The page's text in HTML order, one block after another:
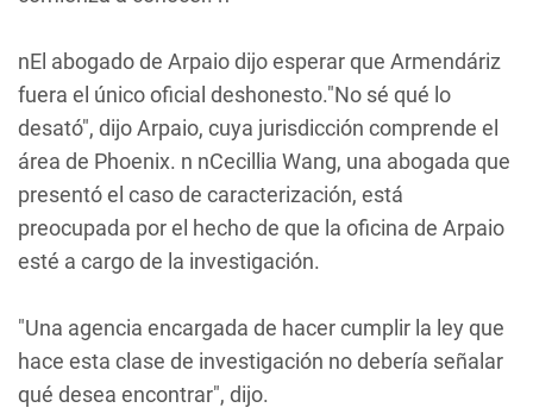
nEl abogado de Arpaio dijo esperar que Armendáriz
fuera el único oficial deshonesto."No sé qué lo
desató", dijo Arpaio, cuya jurisdicción comprende el
área de Phoenix. n nCecillia Wang, una abogada que
presentó el caso de caracterización, está
preocupada por el hecho de que la oficina de Arpaio
esté a cargo de la investigación.
"Una agencia encargada de hacer cumplir la ley que
hace esta clase de investigación no debería señalar
qué desea encontrar", dijo.